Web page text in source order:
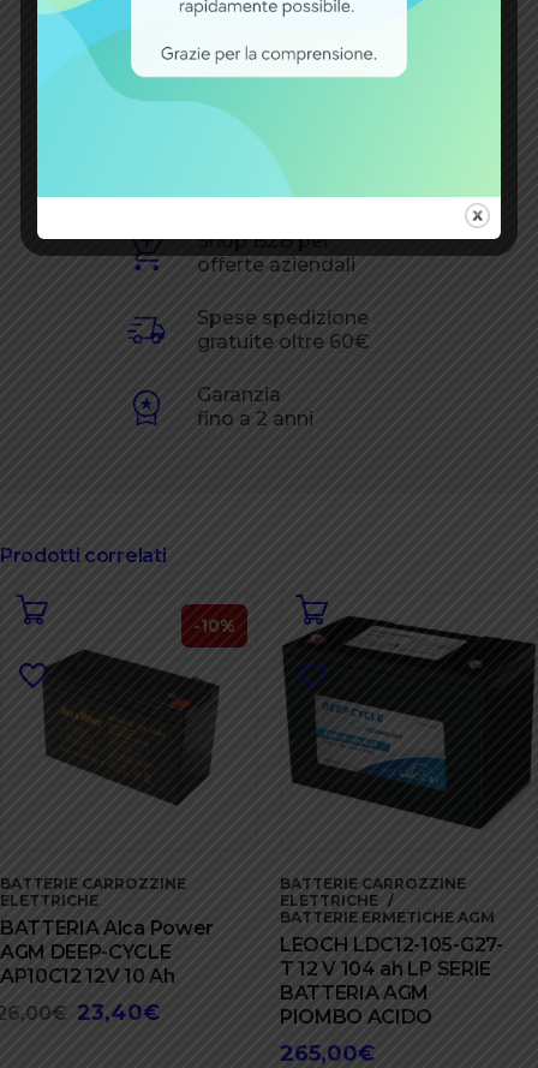
Produttore
Voltaggio [V] 12V
Centinaia di
prodotti disponibili
Shop B2B per
offerte aziendali
Spese spedizione
gratuite oltre 60€
Garanzia
fino a 2 anni
Prodotti correlati
-10%
BATTERIE CARROZZINE
ELETTRICHE
BATTERIA Alca Power
AGM DEEP-CYCLE
AP10C12 12V 10 Ah
€ Il
23,40€
BATTERIE CARROZZINE
ELETTRICHE
BATTERIE ERMETICHE AGM
LEOCH LDC12-105-G27-
T 12 V 104 ah LP SERIE
BATTERIA AGM
PIOMBO ACIDO
265,00€